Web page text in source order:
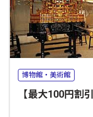
博物館・美術館
【最大100円割